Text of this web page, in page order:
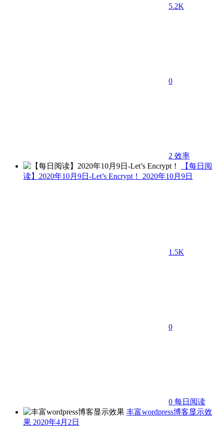
5.2K
0
2 效率
【每日阅
读】2020年10月9日-Let’s Encrypt！ 2020年10月9日
1.5K
0
0 每日阅读
丰富wordpress博客显示效
果 2020年4月2日